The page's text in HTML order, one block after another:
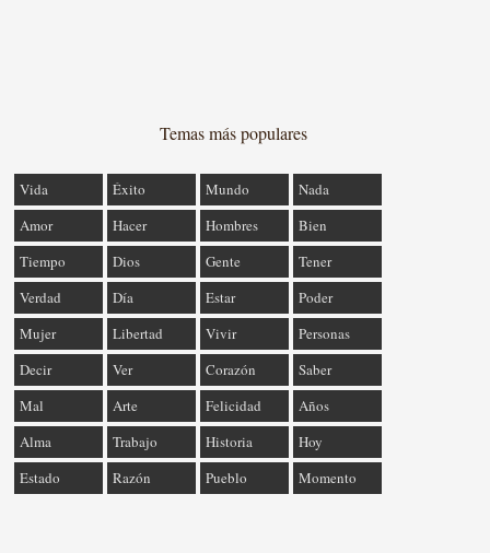
Temas más populares
Vida Éxito Mundo
Nada
Amor
Hacer Hombres
Bien
Tiempo
Dios Gente
Tener
Verdad
Día Estar
Poder
Mujer
Libertad Vivir
Personas
Decir
Ver Corazón
Saber
Mal
Arte Felicidad
Años
Alma
Trabajo Historia
Hoy
Estado
Razón Pueblo Momento